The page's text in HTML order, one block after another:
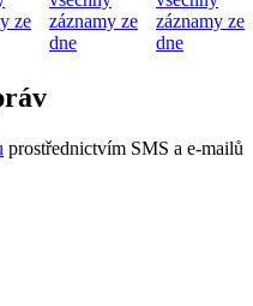
ze
záznamy ze
dne
záznamy ze
dne
prostřednictvím SMS a e-mailů